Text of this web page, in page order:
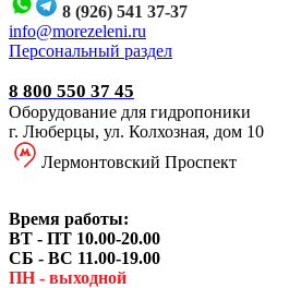
8 (926) 541 37-37
info@morezeleni.ru
Персональный раздел
8 800 550 37 45
Оборудование для гидропоники
г. Люберцы, ул. Колхозная, дом 10
Лермонтовский Проспект
Время работы:
ВТ - ПТ 10.00-20.00
СБ - ВС 11.00-19.00
ПН - выходной